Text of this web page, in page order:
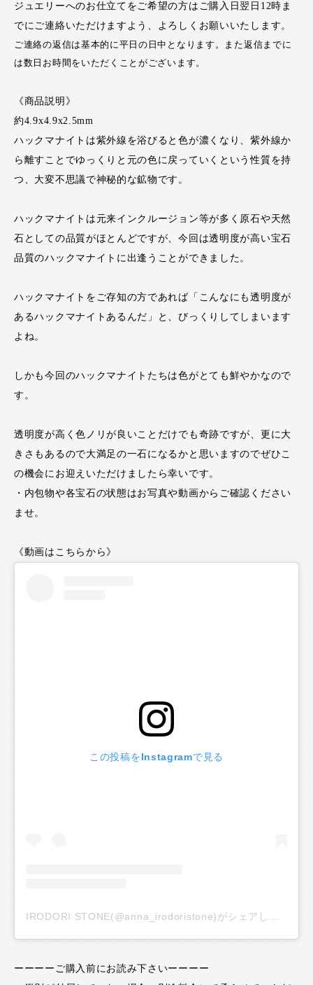
ジュエリーへのお仕立てをご希望の方はご購入日翌日12時ま
でにご連絡いただけますよう、よろしくお願いいたします。
ご連絡の返信は基本的に平日の日中となります。また返信までに
は数日お時間をいただくことがございます。
《商品説明》
約4.9x4.9x2.5mm
ハックマナイトは紫外線を浴びると色が濃くなり、紫外線か
ら離すことでゆっくりと元の色に戻っていくという性質を持
つ、大変不思議で神秘的な鉱物です。
ハックマナイトは元来インクルージョン等が多く原石や天然
石としての品質がほとんどですが、今回は透明度が高い宝石
品質のハックマナイトに出逢うことができました。
ハックマナイトをご存知の方であれば「こんなにも透明度が
あるハックマナイトあるんだ」と、びっくりしてしまいます
よね。
しかも今回のハックマナイトたちは色がとても鮮やかなので
す。
透明度が高く色ノリが良いことだけでも奇跡ですが、更に大
きさもあるので大満足の一石になるかと思いますのでぜひこ
の機会にお迎えいただけましたら幸いです。
・内包物や各宝石の状態はお写真や動画からご確認ください
ませ。
《動画はこちらから》
この投稿をInstagramで見る
ーーーーご購入前にお読み下さいーーーー